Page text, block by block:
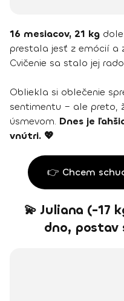
16 mesiacov, 21 kg
prestala jesť z emócií a
Cvičenie sa stalo jej
Obliekla si oblečenie
sentimentu – ale preto,
úsmevom. Dnes je
vnútri. 💖
👉 Chcem
💫 Juliana (-17
dno, postav